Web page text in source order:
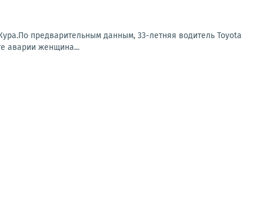
предварительным данным, 33-летняя водитель Toyota
аварии женщина...